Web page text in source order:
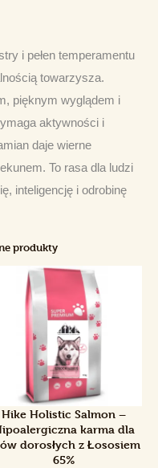
i pełen temperamentu
towarzysza.
pięknym wyglądem i
aktywności i
daje wierne
To rasa dla ludzi
inteligencję i odrobinę
produkty
Hike Holistic Salmon –
karma dla
dorosłych z Łososiem
65%